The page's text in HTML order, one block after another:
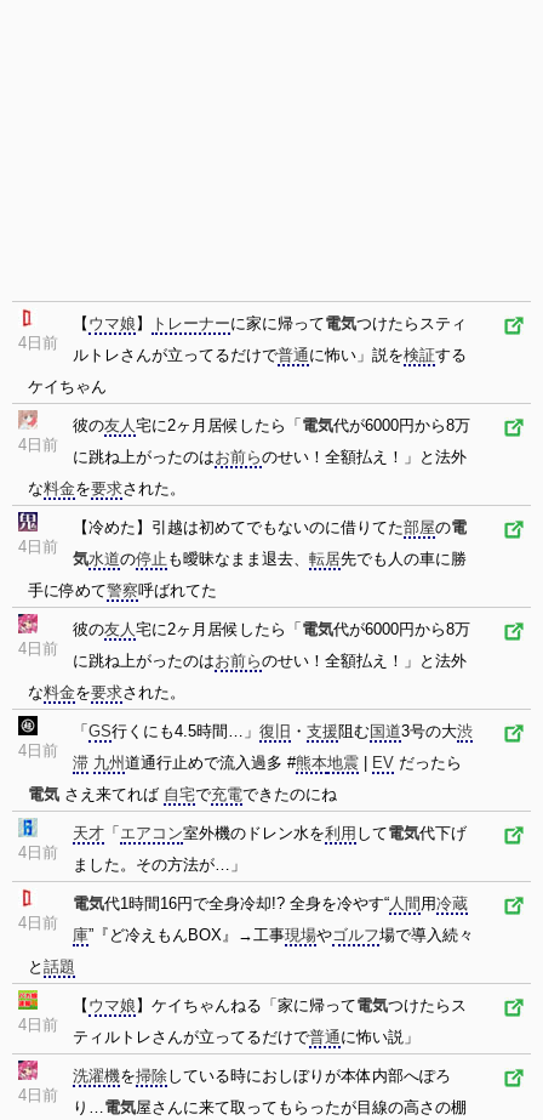
4日前
【 ウマ娘 】 トレーナーに家に帰って電気つけたらスティ
ルトレさんが立ってるだけで普通に怖い」説を検証する
ケイちゃん
4日前
彼の友人宅に2ヶ月居候したら「 電気代が6000円から8万
に跳ね上がったのはお前らのせい！全額払え！」と法外
な料金を要求された。
4日前
【冷めた】引越は初めてでもないのに借りてた部屋の電
気水道の停止 も曖昧なまま退去、 転居先でも人の車に勝
手に停めて警察呼ばれてた
4日前
彼の友人宅に2ヶ月居候したら「 電気代が6000円から8万
に跳ね上がったのはお前らのせい！全額払え！」と法外
な料金を要求された。
4日前
「 GS行くにも4.5時間…」 復旧 ・ 支援阻む国道3号の大渋
滞 九州 道通行止めで流入過多 #熊本地震 EV だったら
電気 さえ来てれば 自宅で充電できたのにね
4日前
天才 「 エアコン室外機のドレン水を利用 して電気代下げ
ました。その方法が…」
4日前
電気代1時間16円で全身冷却!? 全身を冷やす“人間 用冷蔵
庫”『ど冷えもんBOX』→工事現場やゴルフ場で導入続々
と 話題
4日前
【 ウマ娘 】ケイちゃんねる「家に帰って電気つけたらス
ティルトレさんが立ってるだけで普通に怖い説」
4日前
洗濯機を掃除している時におしぼりが本体内部へぽろ
り…電気屋さんに来て取ってもらったが目線の高さの棚